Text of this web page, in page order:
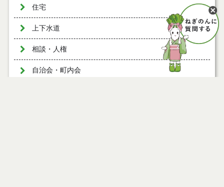
住宅
上下水道
相談・人権
自治会・町内会